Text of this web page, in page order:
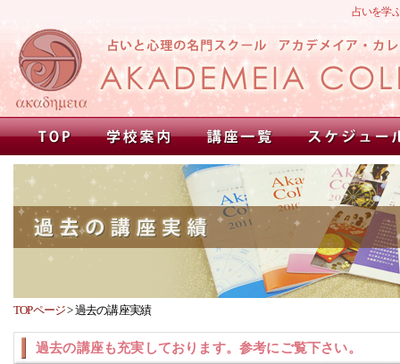
占いを学
TOPページ>過去の講座実績
過去の講座も充実しております。参考にご覧下さい。